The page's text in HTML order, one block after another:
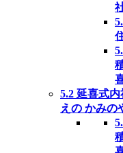
5.2 延喜式
えの かみの